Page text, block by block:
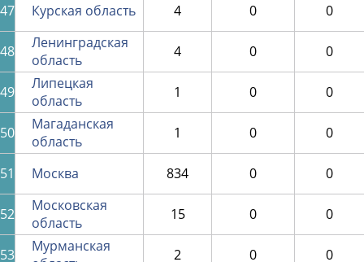
47 Курская область 4 0 0
48
Ленинградская
область
4 0 0
49
Липецкая
область
1 0 0
50
Магаданская
область
1 0 0
51 Москва 834 0 0
52
Московская
область
15 0 0
53
Мурманская
2 0 0